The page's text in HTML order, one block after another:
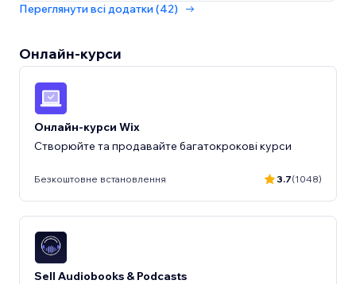
Переглянути всі додатки (42)
Онлайн‑курси
Онлайн-курси Wix
Створюйте та продавайте багатокрокові курси
Безкоштовне встановлення 3.7(1048)
Sell Audiobooks & Podcasts